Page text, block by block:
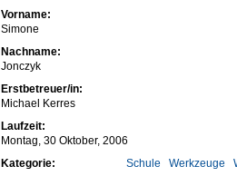
Vorname:
Simone
Nachname:
Jonczyk
Erstbetreuer/in:
Michael Kerres
Laufzeit:
Montag, 30 Oktober, 2006
Kategorie:
Werkzeuge
Schule